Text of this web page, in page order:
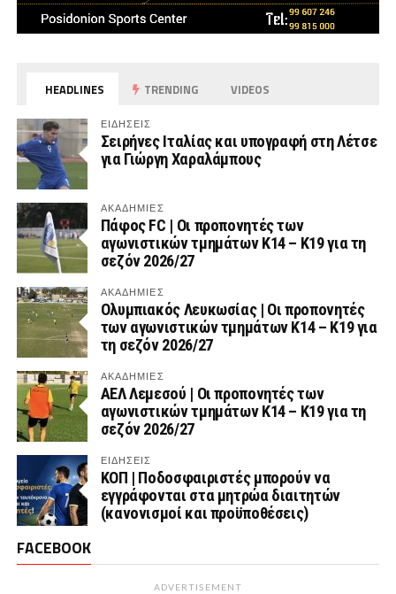
HEADLINES TRENDING VIDEOS
ΕΙΔΗΣΕΙΣ
Σειρήνες Ιταλίας και υπογραφή στη Λέτσε
για Γιώργη Χαραλάμπους
ΑΚΑΔΗΜΙΕΣ
Πάφος FC | Οι προπονητές των
αγωνιστικών τμημάτων Κ14 – Κ19 για τη
σεζόν 2026/27
ΑΚΑΔΗΜΙΕΣ
Ολυμπιακός Λευκωσίας | Οι προπονητές
των αγωνιστικών τμημάτων Κ14 – Κ19 για
τη σεζόν 2026/27
ΑΚΑΔΗΜΙΕΣ
ΑΕΛ Λεμεσού | Οι προπονητές των
αγωνιστικών τμημάτων Κ14 – Κ19 για τη
σεζόν 2026/27
ΕΙΔΗΣΕΙΣ
ΚΟΠ | Ποδοσφαιριστές μπορούν να
εγγράφονται στα μητρώα διαιτητών
(κανονισμοί και προϋποθέσεις)
FACEBOOK
ADVERTISEMENT